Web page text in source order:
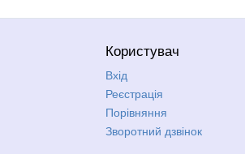
Користувач
Вхід
Реєстрація
Порівняння
Зворотний дзвінок